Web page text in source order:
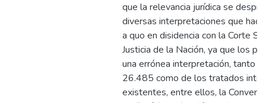
que la relevancia jurídica se
diversas interpretaciones que
a quo en disidencia con la Corte
Justicia de la Nación, ya que los
una errónea interpretación, tanto
26.485 como de los tratados
existentes, entre ellos, la